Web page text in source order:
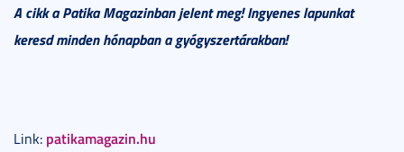
A cikk a Patika Magazinban jelent meg! Ingyenes lapunkat
keresd minden hónapban a gyógyszertárakban!
Link: patikamagazin.hu